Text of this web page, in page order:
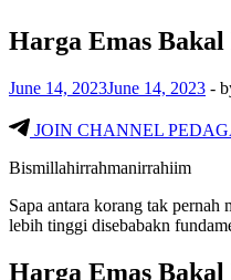
Harga Emas
June 14, 2023June 14, 2023 -
JOIN CHANNEL
Bismillahirrahmanirrahiim
Sapa antara korang tak
lebih tinggi disebabakn
Harga Emas